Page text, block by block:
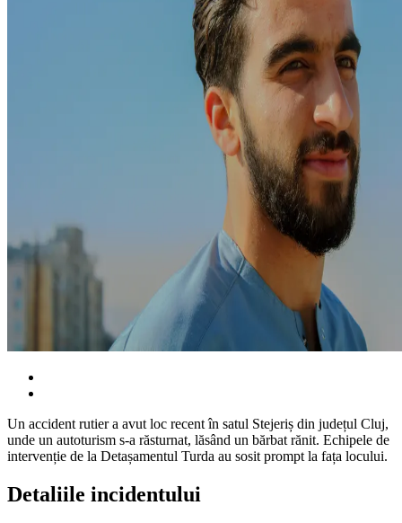
Un accident rutier a avut loc recent în satul Stejeriș din județul Cluj,
unde un autoturism s-a răsturnat, lăsând un bărbat rănit. Echipele de
intervenție de la Detașamentul Turda au sosit prompt la fața locului.
Detaliile incidentului